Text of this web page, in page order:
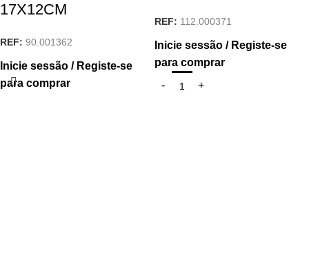
17X12CM
REF: 90.001362
Inicie sessão / Registe-se
para comprar
REF: 112.000371
Inicie sessão / Registe-se
para comprar